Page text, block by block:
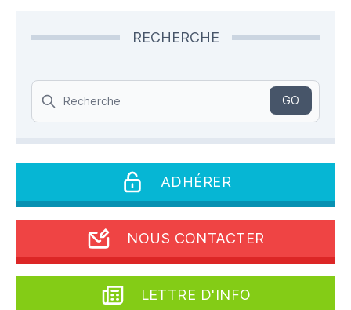
RECHERCHE
Search
GO
ADHÉRER
NOUS CONTACTER
LETTRE D'INFO